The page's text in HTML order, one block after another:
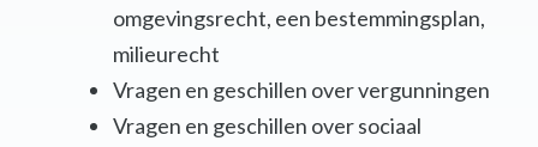
omgevingsrecht, een bestemmingsplan,
milieurecht
Vragen en geschillen over vergunningen
Vragen en geschillen over sociaal